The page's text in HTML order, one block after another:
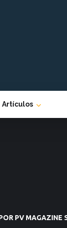
Artículos
PV MAGAZINE